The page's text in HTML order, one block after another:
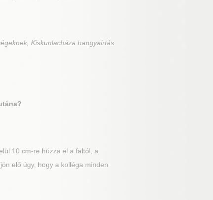
Kiskunlacháza hangyairtás
10 cm-re húzza el a faltól, a
elő úgy, hogy a kolléga minden